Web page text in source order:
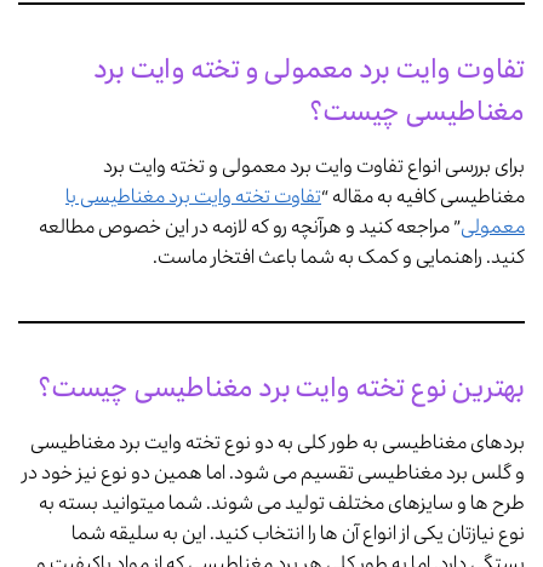
تفاوت وایت برد معمولی و تخته وایت برد
مغناطیسی چیست؟
برای بررسی انواع تفاوت وایت برد معمولی و تخته وایت برد
مغناطیسی کافیه به مقاله “تفاوت تخته وایت برد مغناطیسی با
معمولی” مراجعه کنید و هرآنچه رو که لازمه در این خصوص مطالعه
کنید. راهنمایی و کمک به شما باعث افتخار ماست.
بهترین نوع تخته وایت برد مغناطیسی چیست؟
بردهای مغناطیسی به طور کلی به دو نوع تخته وایت برد مغناطیسی
و گلس برد مغناطیسی تقسیم می شود. اما همین دو نوع نیز خود در
طرح ها و سایزهای مختلف تولید می شوند. شما میتوانید بسته به
نوع نیازتان یکی از انواع آن ها را انتخاب کنید. این به سلیقه شما